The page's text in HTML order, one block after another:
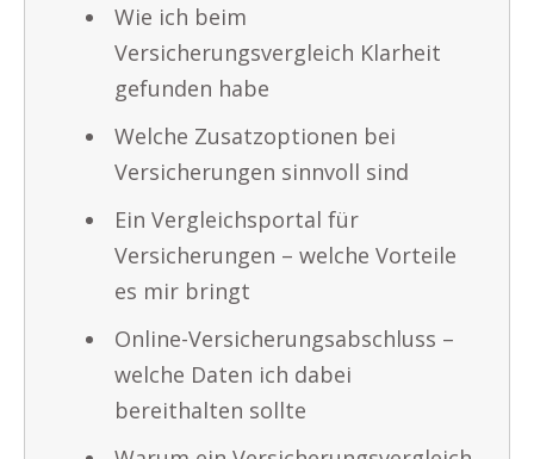
Wie ich beim
Versicherungsvergleich Klarheit
gefunden habe
Welche Zusatzoptionen bei
Versicherungen sinnvoll sind
Ein Vergleichsportal für
Versicherungen – welche Vorteile
es mir bringt
Online-Versicherungsabschluss –
welche Daten ich dabei
bereithalten sollte